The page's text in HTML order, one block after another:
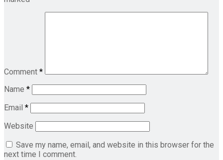
Comment *
Name *
Email *
Website
Save my name, email, and website in this browser for the
next time I comment.